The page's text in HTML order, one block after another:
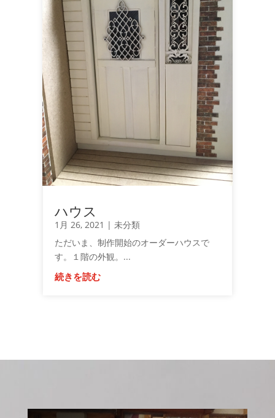
ハウス
1月 26, 2021 | 未分類
ただいま、制作開始のオーダーハウスで
す。１階の外観。...
続きを読む